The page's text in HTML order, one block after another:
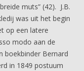
muts” (42). J.B.
was uit het begin
op een latere
modo aan de
boekbinder Bernard
in 1849 postuum